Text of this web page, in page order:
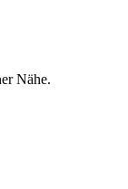
Nähe.